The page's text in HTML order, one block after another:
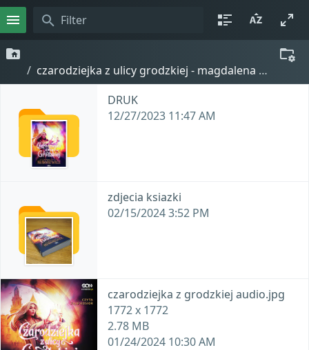
czarodziejka z ulicy grodzkiej - magdalena kubasiewicz
DRUK
12/27/2023 11:47 AM
zdjecia ksiazki
02/15/2024 3:52 PM
czarodziejka z grodzkiej audio.jpg
1772 x 1772
2.78 MB
01/24/2024 10:30 AM